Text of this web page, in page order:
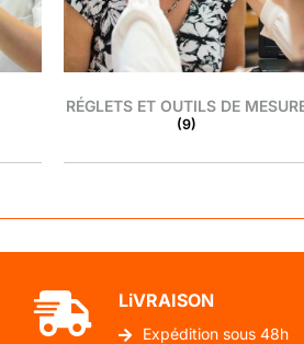
RÉGLETS ET OUTILS DE
(9)
LiVRAISON
Expédition sous 48h